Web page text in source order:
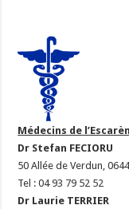
Médecins de
Dr Stefan FECIORU
50 Allée de Verdun,
Tel : 04 93 79 52 52
Dr Laurie TERRIER